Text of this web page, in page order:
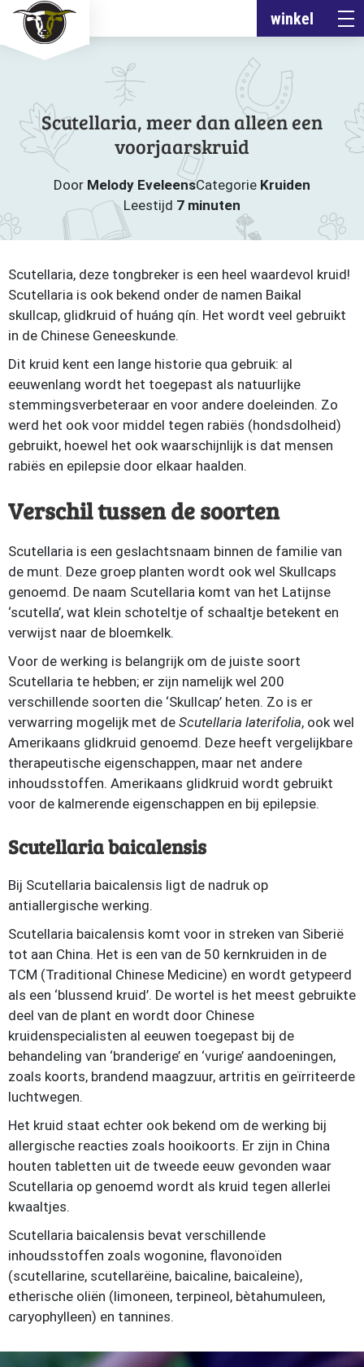
winkel
Scutellaria, meer dan alleen een
voorjaarskruid
Door Melody EveleensCategorie Kruiden
Leestijd 7 minuten
Scutellaria, deze tongbreker is een heel waardevol kruid!
Scutellaria is ook bekend onder de namen Baikal
skullcap, glidkruid of huáng qín. Het wordt veel gebruikt
in de Chinese Geneeskunde.
Dit kruid kent een lange historie qua gebruik: al
eeuwenlang wordt het toegepast als natuurlijke
stemmingsverbeteraar en voor andere doeleinden. Zo
werd het ook voor middel tegen rabiës (hondsdolheid)
gebruikt, hoewel het ook waarschijnlijk is dat mensen
rabiës en epilepsie door elkaar haalden.
Verschil tussen de soorten
Scutellaria is een geslachtsnaam binnen de familie van
de munt. Deze groep planten wordt ook wel Skullcaps
genoemd. De naam Scutellaria komt van het Latijnse
‘scutella’, wat klein schoteltje of schaaltje betekent en
verwijst naar de bloemkelk.
Voor de werking is belangrijk om de juiste soort
Scutellaria te hebben; er zijn namelijk wel 200
verschillende soorten die ‘Skullcap’ heten. Zo is er
verwarring mogelijk met de Scutellaria laterifolia, ook wel
Amerikaans glidkruid genoemd. Deze heeft vergelijkbare
therapeutische eigenschappen, maar net andere
inhoudsstoffen. Amerikaans glidkruid wordt gebruikt
voor de kalmerende eigenschappen en bij epilepsie.
Scutellaria baicalensis
Bij Scutellaria baicalensis ligt de nadruk op
antiallergische werking.
Scutellaria baicalensis komt voor in streken van Siberië
tot aan China. Het is een van de 50 kernkruiden in de
TCM (Traditional Chinese Medicine) en wordt getypeerd
als een ‘blussend kruid’. De wortel is het meest gebruikte
deel van de plant en wordt door Chinese
kruidenspecialisten al eeuwen toegepast bij de
behandeling van ‘branderige’ en ‘vurige’ aandoeningen,
zoals koorts, brandend maagzuur, artritis en geïrriteerde
luchtwegen.
Het kruid staat echter ook bekend om de werking bij
allergische reacties zoals hooikoorts. Er zijn in China
houten tabletten uit de tweede eeuw gevonden waar
Scutellaria op genoemd wordt als kruid tegen allerlei
kwaaltjes.
Scutellaria baicalensis bevat verschillende
inhoudsstoffen zoals wogonine, flavonoïden
(scutellarine, scutellarëine, baicaline, baicaleine),
etherische oliën (limoneen, terpineol, bètahumuleen,
caryophylleen) en tannines.